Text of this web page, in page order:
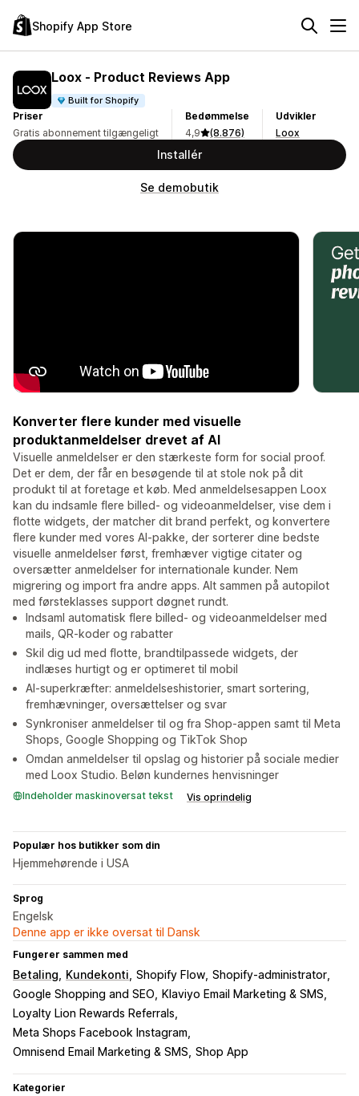
Shopify App Store
Loox ‑ Product Reviews App
Built for Shopify
Priser
Gratis abonnement tilgængeligt
Bedømmelse
4,9
(8.876)
Udvikler
Loox
Installér
Se demobutik
Konverter flere kunder med visuelle
produktanmeldelser drevet af AI
Visuelle anmeldelser er den stærkeste form for social proof.
Det er dem, der får en besøgende til at stole nok på dit
produkt til at foretage et køb. Med anmeldelsesappen Loox
kan du indsamle flere billed- og videoanmeldelser, vise dem i
flotte widgets, der matcher dit brand perfekt, og konvertere
flere kunder med vores AI-pakke, der sorterer dine bedste
visuelle anmeldelser først, fremhæver vigtige citater og
oversætter anmeldelser for internationale kunder. Nem
migrering og import fra andre apps. Alt sammen på autopilot
med førsteklasses support døgnet rundt.
Indsaml automatisk flere billed- og videoanmeldelser med
mails, QR-koder og rabatter
Skil dig ud med flotte, brandtilpassede widgets, der
indlæses hurtigt og er optimeret til mobil
AI-superkræfter: anmeldelseshistorier, smart sortering,
fremhævninger, oversættelser og svar
Synkroniser anmeldelser til og fra Shop-appen samt til Meta
Shops, Google Shopping og TikTok Shop
Omdan anmeldelser til opslag og historier på sociale medier
med Loox Studio. Beløn kundernes henvisninger
Indeholder maskinoversat tekst Vis oprindelig
Populær hos butikker som din
Hjemmehørende i USA
Sprog
Engelsk
Denne app er ikke oversat til Dansk
Fungerer sammen med
Betaling Kundekonti Shopify Flow Shopify-administrator
Google Shopping and SEO
Klaviyo Email Marketing & SMS
Loyalty Lion Rewards Referrals
Meta Shops Facebook Instagram
Omnisend Email Marketing & SMS Shop App
Kategorier